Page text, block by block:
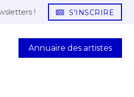
! S'INSCRIRE
Annuaire des artistes